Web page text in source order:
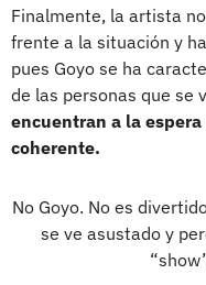
Finalmente, la artista
frente a la situación y
pues Goyo se ha
de las personas que se
encuentran a la
coherente.
No Goyo. No es
se ve asustado y